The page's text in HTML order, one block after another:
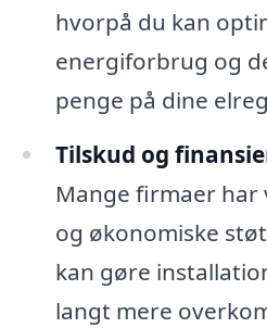
hvorpå du kan
energiforbrug og
penge på dine
Tilskud og
Mange firmaer har
og økonomiske
kan gøre
langt mere